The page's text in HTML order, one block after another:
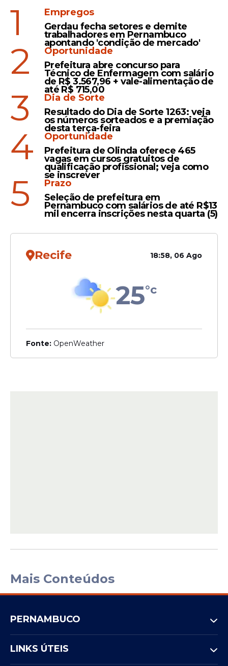
1
Empregos
Gerdau fecha setores e demite
trabalhadores em Pernambuco
apontando 'condição de mercado'
2
Oportunidade
Prefeitura abre concurso para
Técnico de Enfermagem com salário
de R$ 3.567,96 + vale-alimentação de
até R$ 715,00
3
Dia de Sorte
Resultado do Dia de Sorte 1263: veja
os números sorteados e a premiação
desta terça-feira
4
Oportunidade
Prefeitura de Olinda oferece 465
vagas em cursos gratuitos de
qualificação profissional; veja como
se inscrever
5
Prazo
Seleção de prefeitura em
Pernambuco com salários de até R$13
mil encerra inscrições nesta quarta (5)
Recife 18:58, 06 Ago
25°c
Fonte: OpenWeather
Mais Conteúdos
PERNAMBUCO
LINKS ÚTEIS